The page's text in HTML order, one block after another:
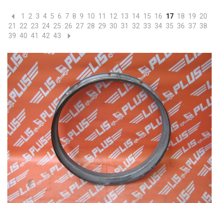
1 2 3 4 5 6 7 8 9 10 11 12 13 14 15 16 17 18 19 20
21
22 23 24 25 26 27 28 29 30 31 32 33 34 35 36 37 38
39 40 41 42 43